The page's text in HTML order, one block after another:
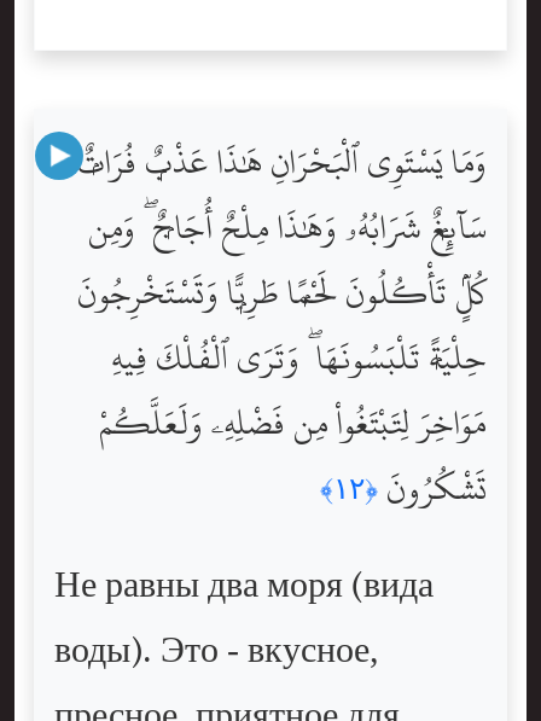
وَمَا يَسْتَوِى ٱلْبَحْرَانِ هَٰذَا عَذْبٌۭ فُرَاتٌۭ
سَآئِغٌۭ شَرَابُهُۥ وَهَٰذَا مِلْحٌ أُجَاجٌۭ ۖ وَمِن
كُلٍّۢ تَأْكُلُونَ لَحْمًۭا طَرِيًّۭا وَتَسْتَخْرِجُونَ
حِلْيَةًۭ تَلْبَسُونَهَا ۖ وَتَرَى ٱلْفُلْكَ فِيهِ
مَوَاخِرَ لِتَبْتَغُواْ مِن فَضْلِهِۦ وَلَعَلَّكُمْ
تَشْكُرُونَ ﴿١٢﴾
Не равны два моря (вида
воды). Это - вкусное,